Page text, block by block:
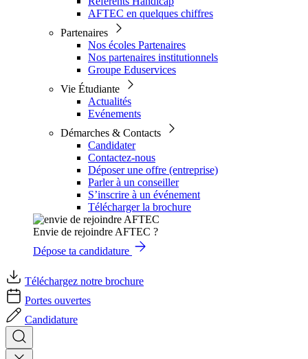
AFTEC en quelques chiffres
Partenaires
Nos écoles Partenaires
Nos partenaires institutionnels
Groupe Eduservices
Vie Étudiante
Actualités
Evénements
Démarches & Contacts
Candidater
Contactez-nous
Déposer une offre (entreprise)
Parler à un conseiller
S’inscrire à un événement
Télécharger la brochure
Envie de rejoindre AFTEC ?
Dépose ta candidature
Téléchargez notre brochure
Portes ouvertes
Candidature